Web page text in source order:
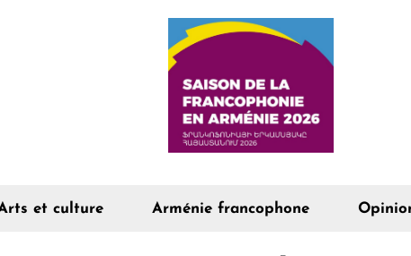
et culture Arménie francophone